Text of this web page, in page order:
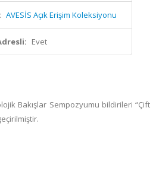
AVESİS Açık Erişim Koleksiyonu
Evet
Bakışlar Sempozyumu bildirileri “Çift